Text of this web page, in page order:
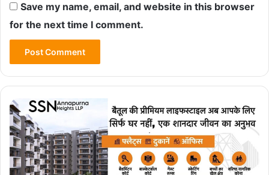
Save my name, email, and website in this browser
for the next time I comment.